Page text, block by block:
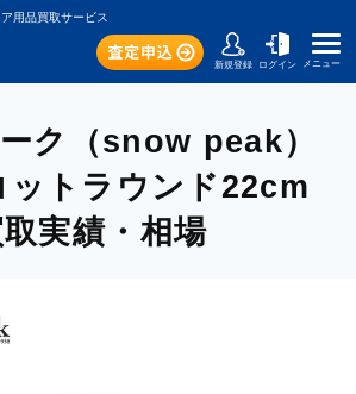
用品買取サービス
新規登録 ログイン メニュー
ク（snow peak）
ットラウンド22cm
取実績・相場